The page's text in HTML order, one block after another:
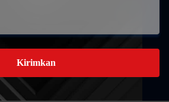
Kirimkan